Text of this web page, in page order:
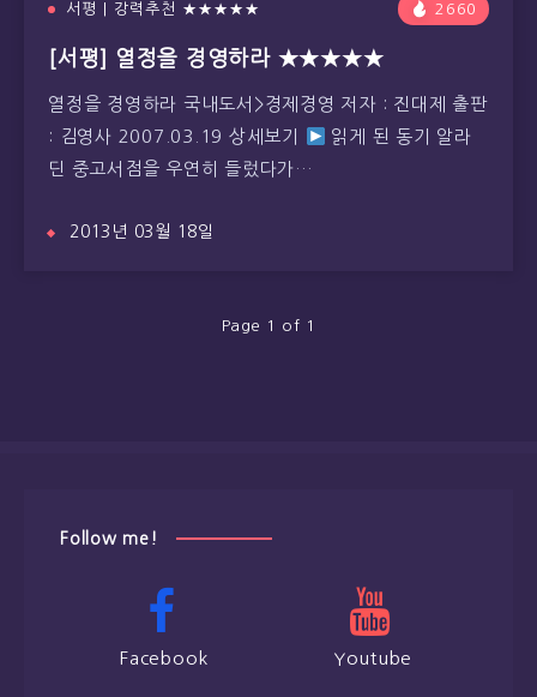
서평 | 강력추천 ★★★★★ 2660
[서평] 열정을 경영하라 ★★★★★
열정을 경영하라 국내도서>경제경영 저자 : 진대제 출판
: 김영사 2007.03.19 상세보기
읽게 된 동기 알라
딘 중고서점을 우연히 들렀다가…
2013년 03월 18일
Page 1 of 1
Follow me!
Facebook Youtube